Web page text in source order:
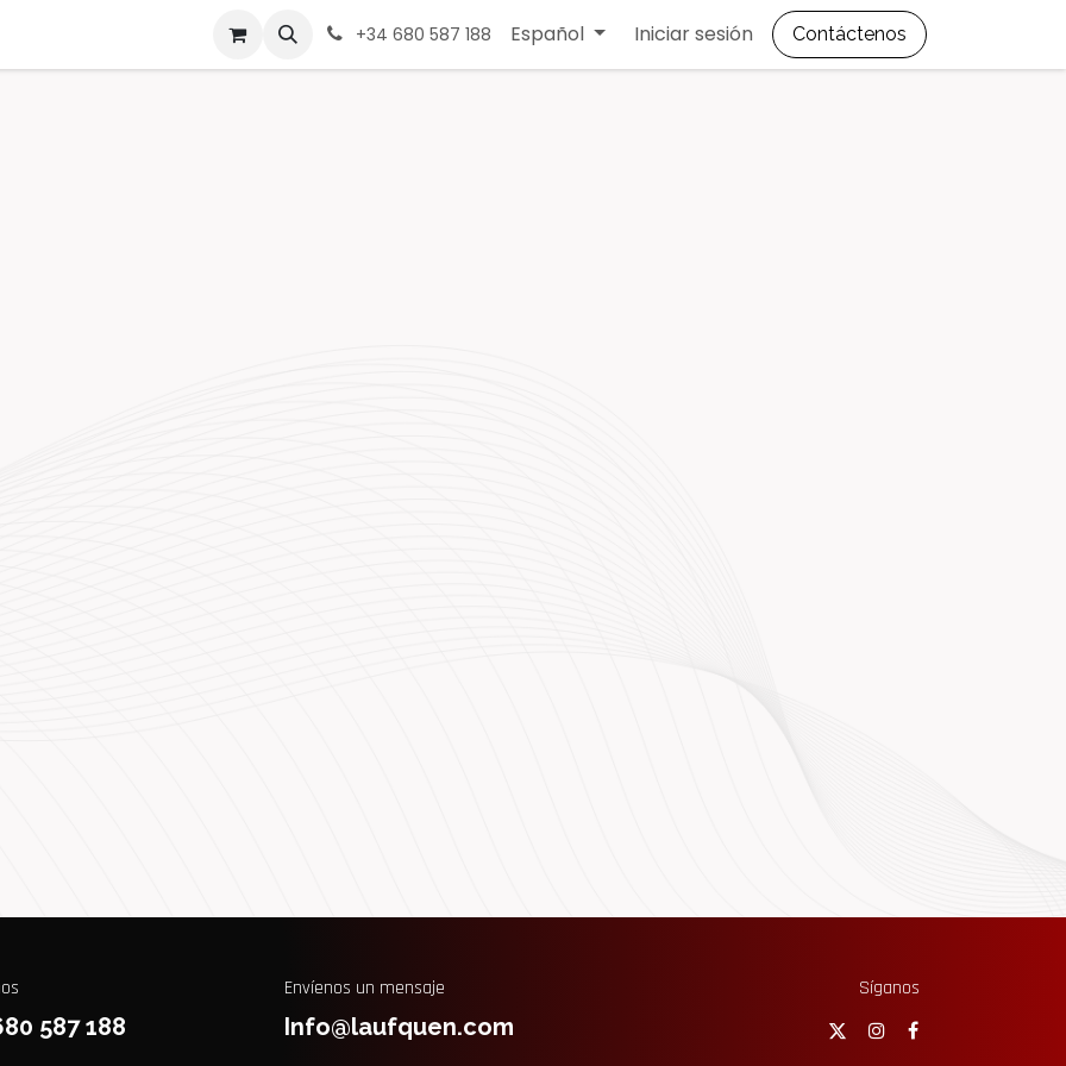
Sobre Nosotros Lista de Precios
+34 680 587 188 Español Iniciar sesión Contáctenos
587 188
Envíenos un mensaje
Info@laufquen.com
Síganos